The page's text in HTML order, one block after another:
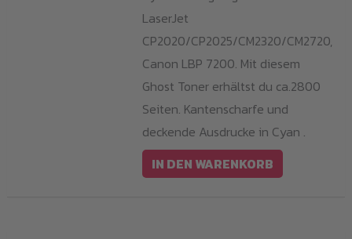
LaserJet
CP2020/CP2025/CM2320/CM2720,
Canon LBP 7200. Mit diesem
Ghost Toner erhältst du ca.2800
Seiten. Kantenscharfe und
deckende Ausdrucke in Cyan .
IN DEN WARENKORB